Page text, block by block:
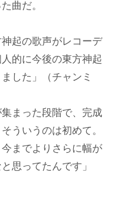
曲だ。
起の歌声がレコーデ
的に今後の東方神起
した」（チャンミ
まった段階で、完成
ういうのは初めて。
までよりさらに幅が
思ってたんです」